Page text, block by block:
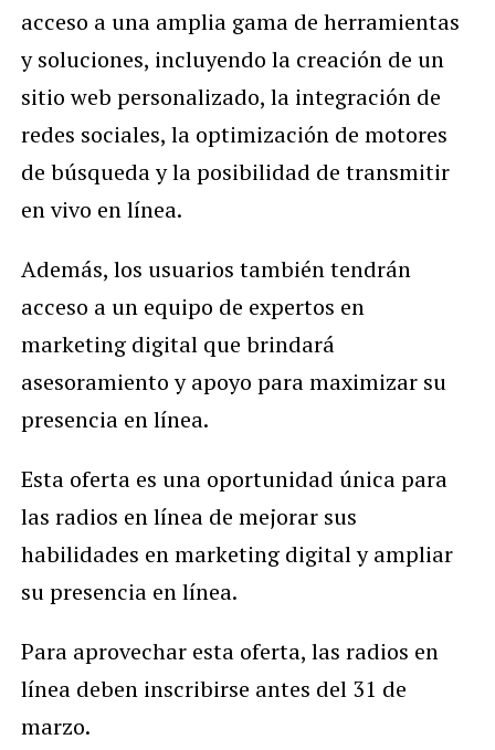
acceso a una amplia gama de herramientas
y soluciones, incluyendo la creación de un
sitio web personalizado, la integración de
redes sociales, la optimización de motores
de búsqueda y la posibilidad de transmitir
en vivo en línea.
Además, los usuarios también tendrán
acceso a un equipo de expertos en
marketing digital que brindará
asesoramiento y apoyo para maximizar su
presencia en línea.
Esta oferta es una oportunidad única para
las radios en línea de mejorar sus
habilidades en marketing digital y ampliar
su presencia en línea.
Para aprovechar esta oferta, las radios en
línea deben inscribirse antes del 31 de
marzo.